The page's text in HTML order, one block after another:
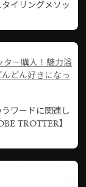
イリングメソッ
ター購入！魅力溢
どん好きになっ
ワードに関連し
TROTTER】